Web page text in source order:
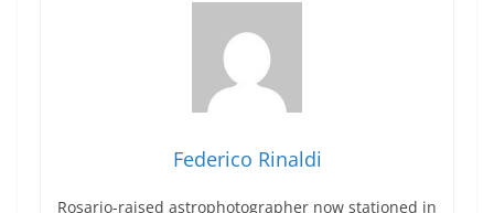
Federico Rinaldi
Rosario-raised astrophotographer now stationed in